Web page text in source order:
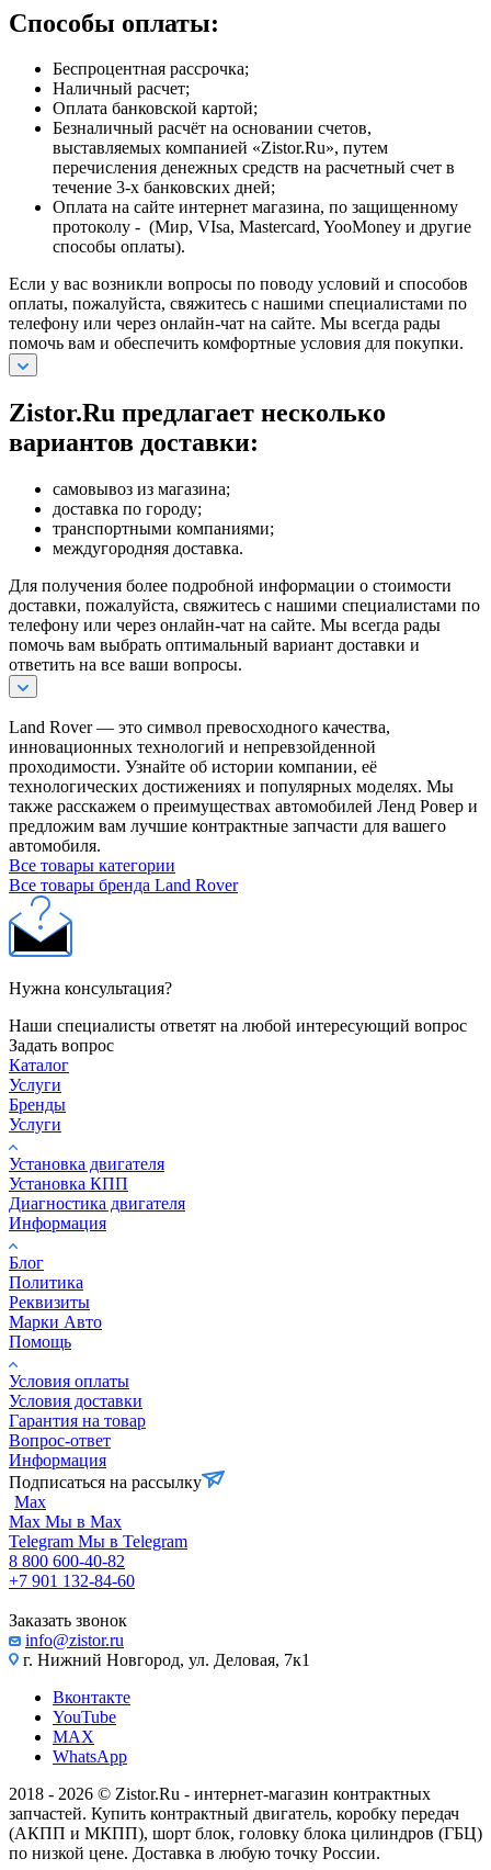
Способы оплаты:
Беспроцентная рассрочка;
Наличный расчет;
Оплата банковской картой;
Безналичный расчёт на основании счетов,
выставляемых компанией «Zistor.Ru», путем
перечисления денежных средств на расчетный счет в
течение 3-х банковских дней;
Оплата на сайте интернет магазина, по защищенному
протоколу - (Мир, VIsa, Mastercard, YooMoney и другие
способы оплаты).
Если у вас возникли вопросы по поводу условий и способов
оплаты, пожалуйста, свяжитесь с нашими специалистами по
телефону или через онлайн-чат на сайте. Мы всегда рады
помочь вам и обеспечить комфортные условия для покупки.
Zistor.Ru предлагает несколько
вариантов доставки:
самовывоз из магазина;
доставка по городу;
транспортными компаниями;
междугородняя доставка.
Для получения более подробной информации о стоимости
доставки, пожалуйста, свяжитесь с нашими специалистами по
телефону или через онлайн-чат на сайте. Мы всегда рады
помочь вам выбрать оптимальный вариант доставки и
ответить на все ваши вопросы.
Land Rover — это символ превосходного качества,
инновационных технологий и непревзойденной
проходимости. Узнайте об истории компании, её
технологических достижениях и популярных моделях. Мы
также расскажем о преимуществах автомобилей Ленд Ровер и
предложим вам лучшие контрактные запчасти для вашего
автомобиля.
Все товары категории
Все товары бренда Land Rover
Нужна консультация?
Наши специалисты ответят на любой интересующий вопрос
Задать вопрос
Каталог
Услуги
Бренды
Услуги
Установка двигателя
Установка КПП
Диагностика двигателя
Информация
Блог
Политика
Реквизиты
Марки Авто
Помощь
Условия оплаты
Условия доставки
Гарантия на товар
Вопрос-ответ
Информация
Подписаться на рассылку
Max
Max Мы в Max
Telegram Мы в Telegram
8 800 600-40-82
+7 901 132-84-60
Заказать звонок
info@zistor.ru
г. Нижний Новгород, ул. Деловая, 7к1
Вконтакте
YouTube
MAX
WhatsApp
2018 - 2026 © Zistor.Ru - интернет-магазин контрактных
запчастей. Купить контрактный двигатель, коробку передач
(АКПП и МКПП), шорт блок, головку блока цилиндров (ГБЦ)
по низкой цене. Доставка в любую точку России.